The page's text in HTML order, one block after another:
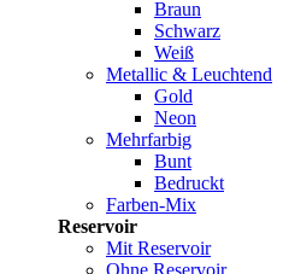
Braun
Schwarz
Weiß
Metallic & Leuchtend
Gold
Neon
Mehrfarbig
Bunt
Bedruckt
Farben-Mix
Reservoir
Mit Reservoir
Ohne Reservoir